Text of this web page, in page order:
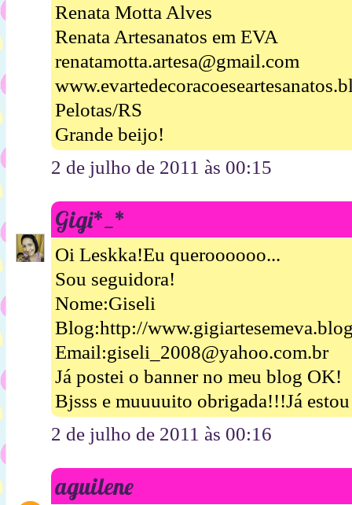
Renata Motta Alves
Renata Artesanatos em EVA
renatamotta.artesa@gmail.com
Pelotas/RS
Grande beijo!
2 de julho de 2011 às 00:15
Gigi*_*
Oi Leskka!Eu queroooooo...
Sou seguidora!
Nome:Giseli
Blog:http://
Email:giseli_2008@yahoo.com.br
Já postei o banner no meu blog OK!
Bjsss e muuuuito obrigada!!!Já
2 de julho de 2011 às 00:16
aguilene